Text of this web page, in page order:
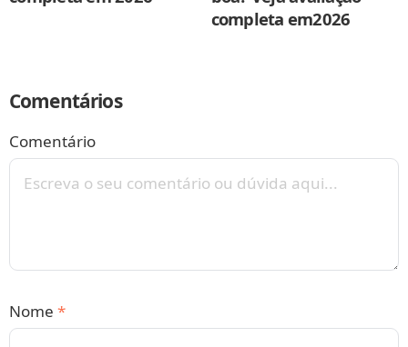
completa em2026
Comentários
Comentário
Nome *